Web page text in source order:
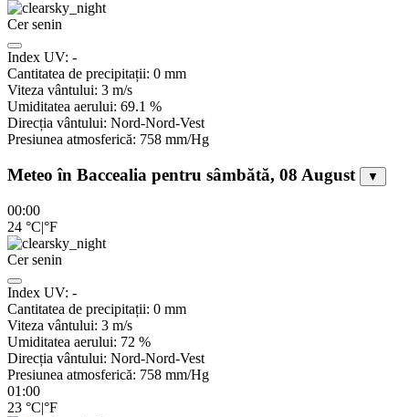
Cer senin
Index UV: -
Cantitatea de precipitații: 0 mm
Viteza vântului: 3 m/s
Umiditatea aerului: 69.1 %
Direcția vântului: Nord-Nord-Vest
Presiunea atmosferică: 758 mm/Hg
Meteo în Baccealia pentru sâmbătă, 08 August ▼
00:00
24 °C|°F
Cer senin
Index UV: -
Cantitatea de precipitații: 0 mm
Viteza vântului: 3 m/s
Umiditatea aerului: 72 %
Direcția vântului: Nord-Nord-Vest
Presiunea atmosferică: 758 mm/Hg
01:00
23 °C|°F